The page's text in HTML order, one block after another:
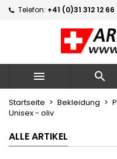
Telefon: +41 (0)31 312 12 66
 
Startseite Bekleidung
Unisex - oliv
ALLE ARTIKEL
Neue Liste
Name der Wunschliste
Sie müssen
zu können.